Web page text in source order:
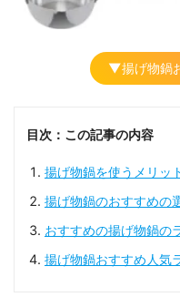
▼揚げ物鍋
目次：この記事の内容
揚げ物鍋を使うメリッ
揚げ物鍋のおすすめの
おすすめの揚げ物鍋の
揚げ物鍋おすすめ人気